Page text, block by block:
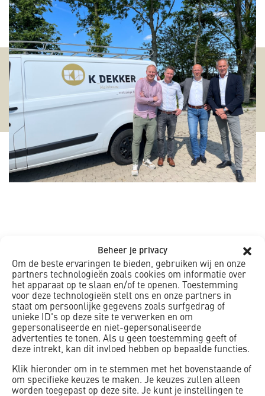
Beheer je privacy
Om de beste ervaringen te bieden, gebruiken wij en onze
partners technologieën zoals cookies om informatie over
het apparaat op te slaan en/of te openen. Toestemming
voor deze technologieën stelt ons en onze partners in
staat om persoonlijke gegevens zoals surfgedrag of
unieke ID's op deze site te verwerken en om
gepersonaliseerde en niet-gepersonaliseerde
advertenties te tonen. Als u geen toestemming geeft of
deze intrekt, kan dit invloed hebben op bepaalde functies.
Klik hieronder om in te stemmen met het bovenstaande of
om specifieke keuzes te maken. Je keuzes zullen alleen
worden toegepast op deze site. Je kunt je instellingen te
Aannemingsbedrijf K. Dekker BV (opgericht in 1963) is in
1990 door de oprichter Klaas Dekker, overgedragen aan
Martin Jonker en aan beide zoons Jan-Gerrit en Klaas-Jan
Dekker. Vanaf dat moment is K. Dekker BV verder gegaan
als familiebedrijf van twee families. Het bedrijf
professionaliseerde, groeide gestaag en behaalde de
nodige certificaten. Hierdoor groeide ook de particuliere
klantenkring. Persoonlijke betrokkenheid is een factor van
belang in elk kleinschalig bouw- of renovatieproject. Om
het imago van ‘kleine aannemer op de hoek’ te kunnen